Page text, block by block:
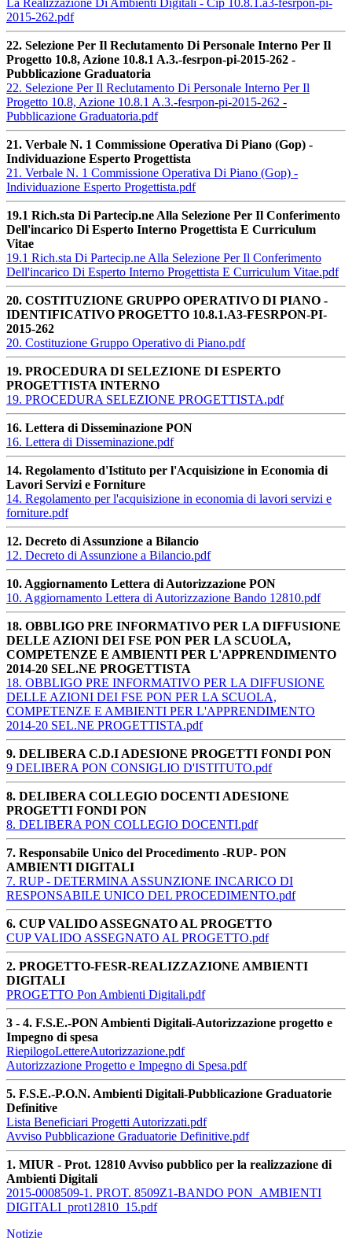
La Realizzazione Di Ambienti Digitali - Cip 10.8.1.a3-fesrpon-pi-
2015-262.pdf
22. Selezione Per Il Reclutamento Di Personale Interno Per Il
Progetto 10.8, Azione 10.8.1 A.3.-fesrpon-pi-2015-262 -
Pubblicazione Graduatoria
22. Selezione Per Il Reclutamento Di Personale Interno Per Il
Progetto 10.8, Azione 10.8.1 A.3.-fesrpon-pi-2015-262 -
Pubblicazione Graduatoria.pdf
21. Verbale N. 1 Commissione Operativa Di Piano (Gop) -
Individuazione Esperto Progettista
21. Verbale N. 1 Commissione Operativa Di Piano (Gop) -
Individuazione Esperto Progettista.pdf
19.1 Rich.sta Di Partecip.ne Alla Selezione Per Il Conferimento
Dell'incarico Di Esperto Interno Progettista E Curriculum
Vitae
19.1 Rich.sta Di Partecip.ne Alla Selezione Per Il Conferimento
Dell'incarico Di Esperto Interno Progettista E Curriculum Vitae.pdf
20. COSTITUZIONE GRUPPO OPERATIVO DI PIANO -
IDENTIFICATIVO PROGETTO 10.8.1.A3-FESRPON-PI-
2015-262
20. Costituzione Gruppo Operativo di Piano.pdf
19. PROCEDURA DI SELEZIONE DI ESPERTO
PROGETTISTA INTERNO
19. PROCEDURA SELEZIONE PROGETTISTA.pdf
16. Lettera di Disseminazione PON
16. Lettera di Disseminazione.pdf
14. Regolamento d'Istituto per l'Acquisizione in Economia di
Lavori Servizi e Forniture
14. Regolamento per l'acquisizione in economia di lavori servizi e
forniture.pdf
12. Decreto di Assunzione a Bilancio
12. Decreto di Assunzione a Bilancio.pdf
10. Aggiornamento Lettera di Autorizzazione PON
10. Aggiornamento Lettera di Autorizzazione Bando 12810.pdf
18. OBBLIGO PRE INFORMATIVO PER LA DIFFUSIONE
DELLE AZIONI DEI FSE PON PER LA SCUOLA,
COMPETENZE E AMBIENTI PER L'APPRENDIMENTO
2014-20 SEL.NE PROGETTISTA
18. OBBLIGO PRE INFORMATIVO PER LA DIFFUSIONE
DELLE AZIONI DEI FSE PON PER LA SCUOLA,
COMPETENZE E AMBIENTI PER L'APPRENDIMENTO
2014-20 SEL.NE PROGETTISTA.pdf
9. DELIBERA C.D.I ADESIONE PROGETTI FONDI PON
9 DELIBERA PON CONSIGLIO D'ISTITUTO.pdf
8. DELIBERA COLLEGIO DOCENTI ADESIONE
PROGETTI FONDI PON
8. DELIBERA PON COLLEGIO DOCENTI.pdf
7. Responsabile Unico del Procedimento -RUP- PON
AMBIENTI DIGITALI
7. RUP - DETERMINA ASSUNZIONE INCARICO DI
RESPONSABILE UNICO DEL PROCEDIMENTO.pdf
6. CUP VALIDO ASSEGNATO AL PROGETTO
CUP VALIDO ASSEGNATO AL PROGETTO.pdf
2. PROGETTO-FESR-REALIZZAZIONE AMBIENTI
DIGITALI
PROGETTO Pon Ambienti Digitali.pdf
3 - 4. F.S.E.-PON Ambienti Digitali-Autorizzazione progetto e
Impegno di spesa
RiepilogoLettereAutorizzazione.pdf
Autorizzazione Progetto e Impegno di Spesa.pdf
5. F.S.E.-P.O.N. Ambienti Digitali-Pubblicazione Graduatorie
Definitive
Lista Beneficiari Progetti Autorizzati.pdf
Avviso Pubblicazione Graduatorie Definitive.pdf
1. MIUR - Prot. 12810 Avviso pubblico per la realizzazione di
Ambienti Digitali
2015-0008509-1. PROT. 8509Z1-BANDO PON_AMBIENTI
DIGITALI_prot12810_15.pdf
Notizie